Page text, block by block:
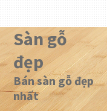
Sàn gỗ
đẹp
Bán sàn gỗ đẹp
nhất